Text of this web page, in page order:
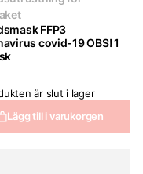
FFP3
covid-19 OBS! 1
är slut i lager
Lägg till i varukorgen